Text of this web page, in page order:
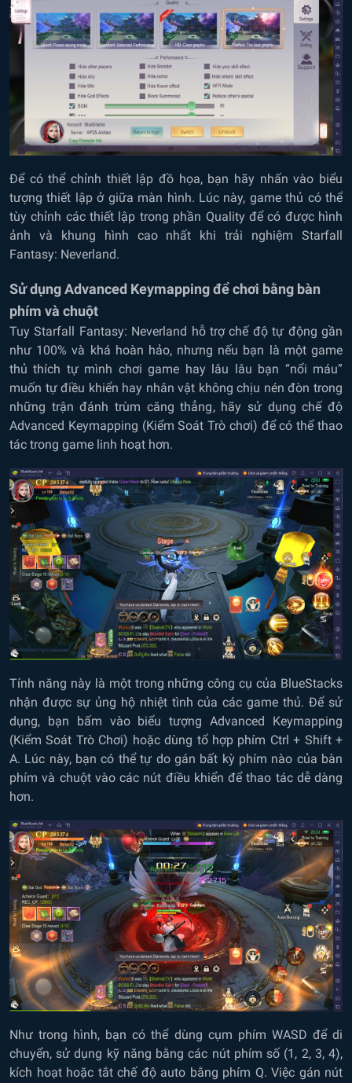
Để có thể chỉnh thiết lập đồ họa, bạn hãy nhấn vào biểu
tượng thiết lập ở giữa màn hình. Lúc này, game thủ có thể
tùy chỉnh các thiết lập trong phần Quality để có được hình
ảnh và khung hình cao nhất khi trải nghiệm Starfall
Fantasy: Neverland.
Sử dụng Advanced Keymapping để chơi bằng bàn
phím và chuột
Tuy Starfall Fantasy: Neverland hỗ trợ chế độ tự động gần
như 100% và khá hoàn hảo, nhưng nếu bạn là một game
thủ thích tự mình chơi game hay lâu lâu bạn “nổi máu”
muốn tự điều khiển hay nhân vật không chịu nén đòn trong
những trận đánh trùm căng thẳng, hãy sử dụng chế độ
Advanced Keymapping (Kiểm Soát Trò chơi) để có thể thao
tác trong game linh hoạt hơn.
Tính năng này là một trong những công cụ của BlueStacks
nhận được sự ủng hộ nhiệt tình của các game thủ. Để sử
dụng, bạn bấm vào biểu tượng Advanced Keymapping
(Kiểm Soát Trò Chơi) hoặc dùng tổ hợp phím Ctrl + Shift +
A. Lúc này, bạn có thể tự do gán bất kỳ phím nào của bàn
phím và chuột vào các nút điều khiển để thao tác dễ dàng
hơn.
Như trong hình, bạn có thể dùng cụm phím WASD để di
chuyển, sử dụng kỹ năng bằng các nút phím số (1, 2, 3, 4),
kích hoạt hoặc tắt chế độ auto bằng phím Q. Việc gán nút